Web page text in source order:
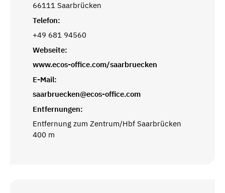
66111 Saarbrücken
Telefon:
+49 681 94560
Webseite:
www.ecos-office.com/saarbruecken
E-Mail:
saarbruecken@ecos-office.com
Entfernungen:
Entfernung zum Zentrum/Hbf Saarbrücken
400 m